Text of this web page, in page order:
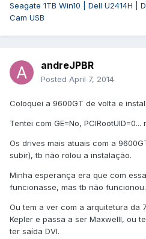
Seagate 1TB Win10 | Dell U2414H |
Cam USB
andreJPBR
Posted April 7, 2014
Coloquei a 9600GT de volta e
Tentei com GE=No, PCIRootUID=0...
Os drives mais atuais com a
subir), tb não rolou a instalação.
Minha esperança era que com
funcionasse, mas tb não funcionou.
Ou tem a ver com a arquitetura da
Kepler e passa a ser Maxwelll, ou
ter saída DVI.